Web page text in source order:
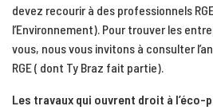
devez recourir à des professionnels
l’Environnement). Pour trouver les
vous, nous vous invitons à consulter
RGE ( dont Ty Braz fait partie).
Les travaux qui ouvrent droit à l’éco-